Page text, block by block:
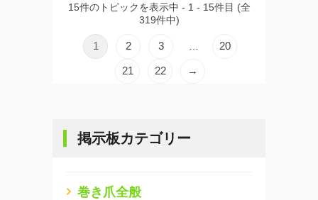
15件のトピックを表示中 - 1 - 15件目 (全
319件中)
1 2 3 20
21 22 →
掲示板カテゴリー
巻き爪全般